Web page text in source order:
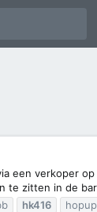
een verkoper
te zitten in de
hk416 hopup